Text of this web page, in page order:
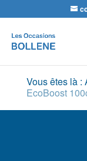
de
produits
Vous êtes là :
EcoBoost